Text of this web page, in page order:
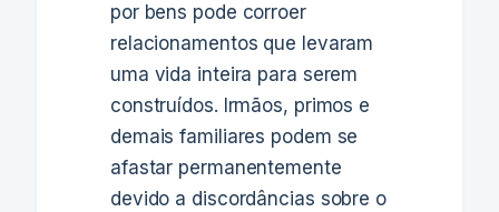
por bens pode corroer
relacionamentos que levaram
uma vida inteira para serem
construídos. Irmãos, primos e
demais familiares podem se
afastar permanentemente
devido a discordâncias sobre o